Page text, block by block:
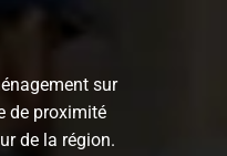
sur
de proximité
de la région.